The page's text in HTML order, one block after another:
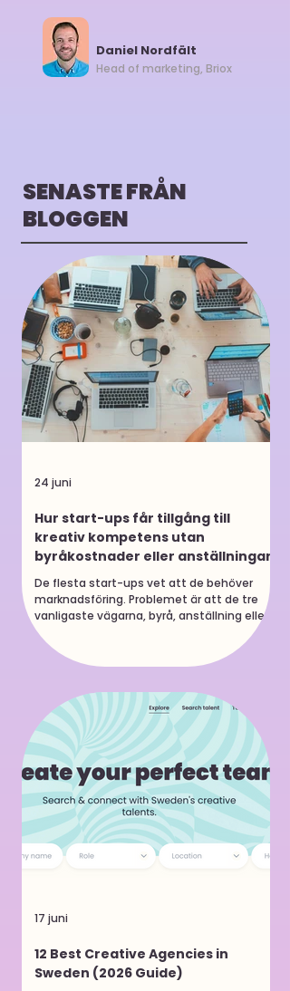
Daniel Nordfält
Head of marketing, Briox
Hur start-ups får tillgång till
kreativ kompetens utan
byråkostnader eller anställningar
De flesta start-ups vet att de behöver
marknadsföring. Problemet är att de tre
vanligaste vägarna, byrå, anställning eller
frilansare på egen hand, alla tvingar dig att
binda upp resurser innan du vet exakt vad
du behöver. Den här guiden går igenom vad
bär med sig, och hur en mer flexibel modell,
"creators on tap", låter dig plocka rätt
kreativ kompetens vid rätt tillfälle utan att
binda dig till mer än det.
24 juni
12 Best Creative Agencies in
Sweden (2026 Guide)
17 juni
SENASTE FRÅN
BLOGGEN